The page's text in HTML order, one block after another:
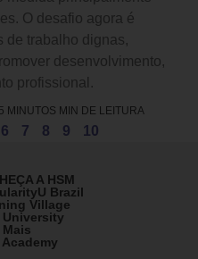
O desafio agora é
de trabalho dignas,
desenvolvimento,
profissional.
5 MINUTOS MIN DE LEITURA
6 7 8 9 10
A HSM
Brazil
Village
University
Mais
Academy